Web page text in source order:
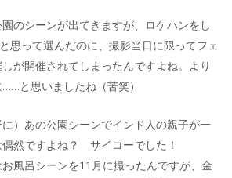
のシーンが出てきますが、ロケハンをし
思って選んだのに、撮影当日に限ってフェ
が開催されてしまったんですよね。より
と思いましたね（苦笑）
）あの公園シーンでインド人の親子が一
然ですよね？ サイコーでした！
お風呂シーンを11月に撮ったんですが、金